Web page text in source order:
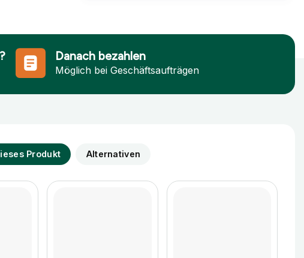
Danach bezahlen
Möglich bei Geschäftsaufträgen
Produkt Alternativen